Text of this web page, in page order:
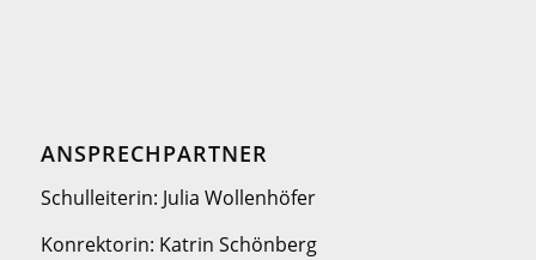
ANSPRECHPARTNER
Schulleiterin: Julia Wollenhöfer
Konrektorin: Katrin Schönberg